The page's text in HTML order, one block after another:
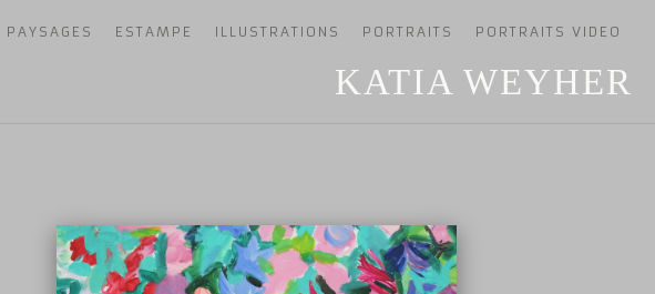
PAYSAGES ESTAMPE ILLUSTRATIONS PORTRAITS
PORTRAITS VIDEO
KATIA WEYHER